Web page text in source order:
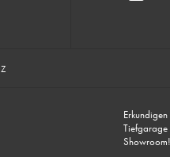
Tiefgarage
Showroom!